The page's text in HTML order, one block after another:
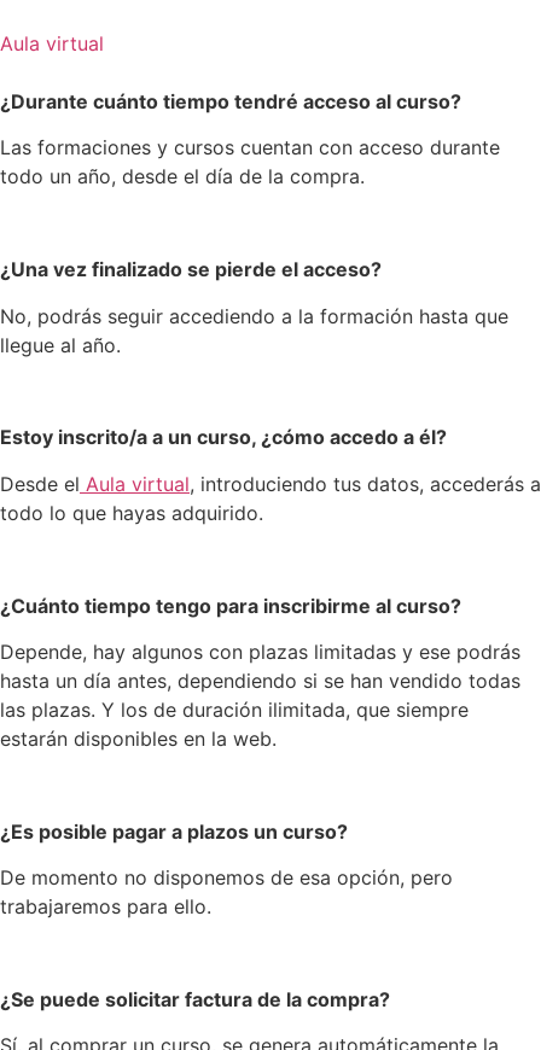
al
Aula virtual
¿Durante cuánto tiempo tendré acceso al curso?
Las formaciones y cursos cuentan con acceso durante
todo un año, desde el día de la compra.
¿Una vez finalizado se pierde el acceso?
No, podrás seguir accediendo a la formación hasta que
llegue al año.
Estoy inscrito/a a un curso, ¿cómo accedo a él?
Desde el Aula virtual, introduciendo tus datos, accederás a
todo lo que hayas adquirido.
¿Cuánto tiempo tengo para inscribirme al curso?
Depende, hay algunos con plazas limitadas y ese podrás
hasta un día antes, dependiendo si se han vendido todas
las plazas. Y los de duración ilimitada, que siempre
estarán disponibles en la web.
¿Es posible pagar a plazos un curso?
De momento no disponemos de esa opción, pero
trabajaremos para ello.
¿Se puede solicitar factura de la compra?